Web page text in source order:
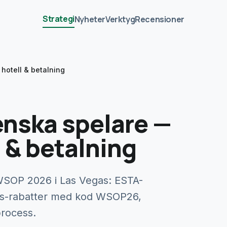
StrategiNyheterVerktygRecensioner
hotell & betalning
spelare —
betalning
2026 i Las Vegas: ESTA-
rabatter med kod WSOP26,